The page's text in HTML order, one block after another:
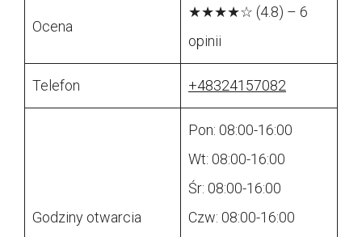
Ocena
★★★★☆ (4.8) – 6
opinii
Telefon +48324157082
Godziny otwarcia
Pon: 08:00-16:00
Wt: 08:00-16:00
Śr: 08:00-16:00
Czw: 08:00-16:00